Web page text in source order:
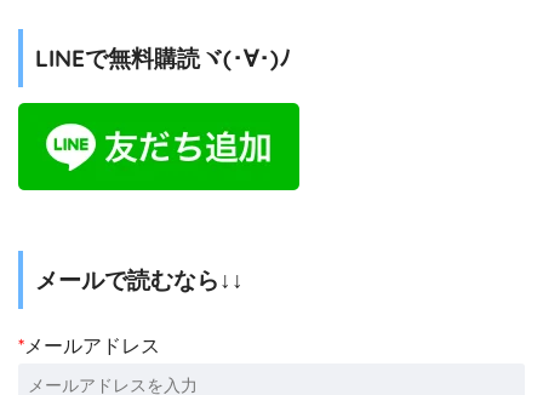
LINEで無料購読ヾ(･∀･)ﾉ
メールで読むなら↓↓
*メールアドレス